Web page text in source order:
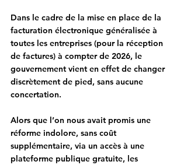
Dans le cadre de la mise en place de la
facturation électronique généralisée à
toutes les entreprises (pour la réception
de factures) à compter de 2026, le
gouvernement vient en effet de changer
discrètement de pied, sans aucune
concertation.
Alors que l’on nous avait promis une
réforme indolore, sans coût
supplémentaire, via un accès à une
plateforme publique gratuite, les